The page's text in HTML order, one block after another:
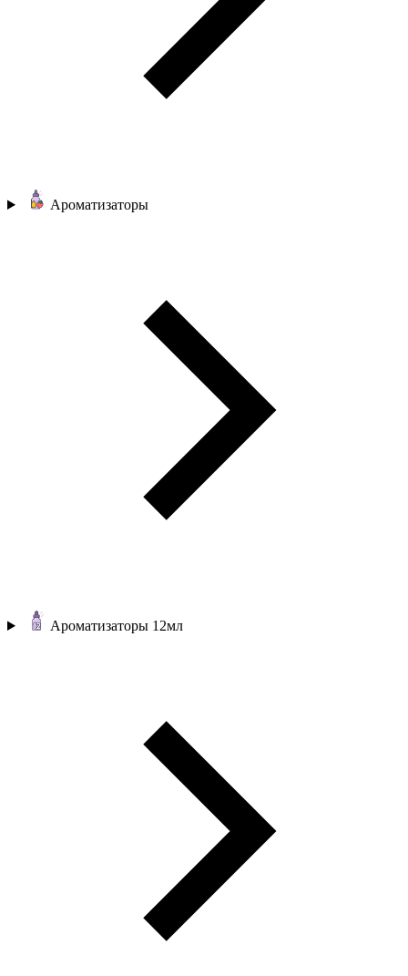
Ароматизаторы
Ароматизаторы 12мл